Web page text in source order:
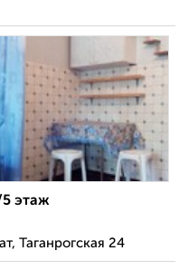
этаж
Таганрогская 24